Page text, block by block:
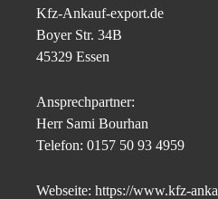
Kfz-Ankauf-export.de
Boyer Str. 34B
45329 Essen
Ansprechpartner:
Herr Sami Bourhan
Telefon: 0157 50 93 4959
Webseite: https://www.kfz-